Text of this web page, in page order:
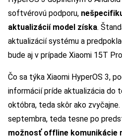
softvérovú podporu,
aktualizácií model získa.
aktualizácií systému a
bude aj v prípade Xiaomi 15T
Čo sa týka Xiaomi HyperOS 3,
informácií príde aktualizácia do
októbra, teda skôr ako
septembra, teda tesne po
možnosť offline komunikácie